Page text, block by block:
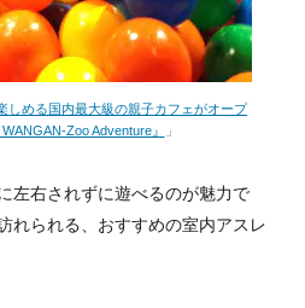
しめる国内最大級の親子カフェがオープ
Zoo Adventure』
」
左右されずに遊べるのが魅力で
れられる、おすすめの室内アスレ